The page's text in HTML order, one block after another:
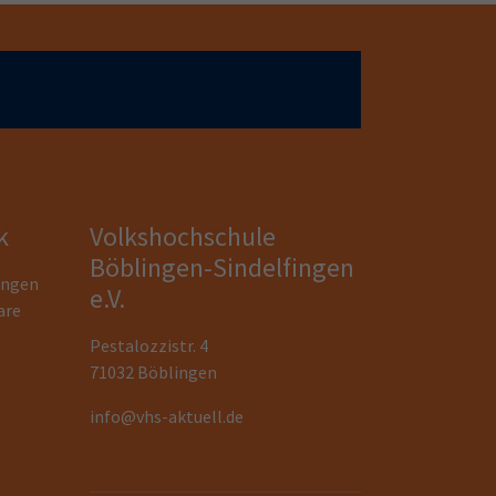
Volkshochschule
Böblingen-Sindelfingen
e.V.
Pestalozzistr. 4
71032 Böblingen
info@vhs-aktuell.de